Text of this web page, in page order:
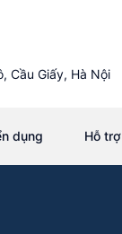
Cầu Giấy, Hà Nội
dụng Hỗ trợ